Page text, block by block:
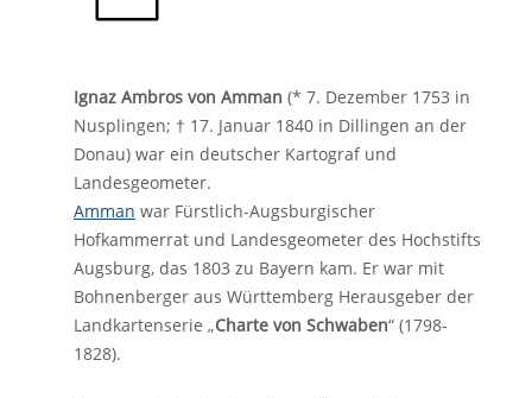
Ignaz Ambros von Amman (* 7. Dezember 1753 in
Nusplingen; † 17. Januar 1840 in Dillingen an der
Donau) war ein deutscher Kartograf und
Landesgeometer.
Amman war Fürstlich-Augsburgischer
Hofkammerrat und Landesgeometer des Hochstifts
Augsburg, das 1803 zu Bayern kam. Er war mit
Bohnenberger aus Württemberg Herausgeber der
Landkartenserie „Charte von Schwaben“ (1798-
1828).